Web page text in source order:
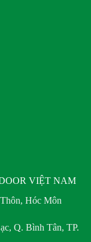
VIỆT NAM
Hóc Môn
Q. Bình Tân, TP.